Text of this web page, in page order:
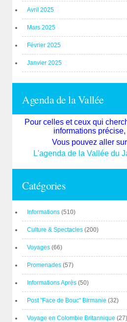
Avril 2025
Mars 2025
Février 2025
Janvier 2025
Agenda de la Vallée
Pour celles et ceux qui
informations précise,
Vous pouvez aller sur
L'agenda de la Vallée du
Catégories
Informations (510)
Culture & Spectacles (200)
Voyages (66)
Promenades (57)
Informations Après (50)
Post "Face de Bouc" Birmanie (32)
Voyage en Colombie Britannique (27)